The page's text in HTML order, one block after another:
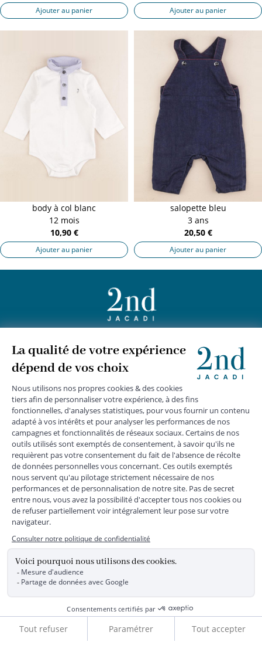
Ajouter au panier
Ajouter au panier Ajouter au panier
body à col blanc
12 mois
10,90 €
Ajouter au panier
salopette bleu
3 ans
20,50 €
Ajouter au panier
JACADI 2nd +
SERVICE CLIENTS +
SUIVEZ-NOUS
MENTIONS LÉGALES|CGU|CGV|COOKIES |
DONNÉES PERSONNELLES
*Livraison express gratuite en point relais dès 59 € et à domicile dès 150
€ vers la France Métropolitaine
du traitement, sont nécessaires à l'envoi de newsletters, à la
création de compte, pour le traitement, le suivi et la livraison
de votre commande, ainsi que pour le suivi de votre
Règlement Européen 2016/679 du 27 avril 2016 sur la
protection des données personnelles, vous bénéficiez d'un
droit d'accès, d'édiction des directives anticipées, de